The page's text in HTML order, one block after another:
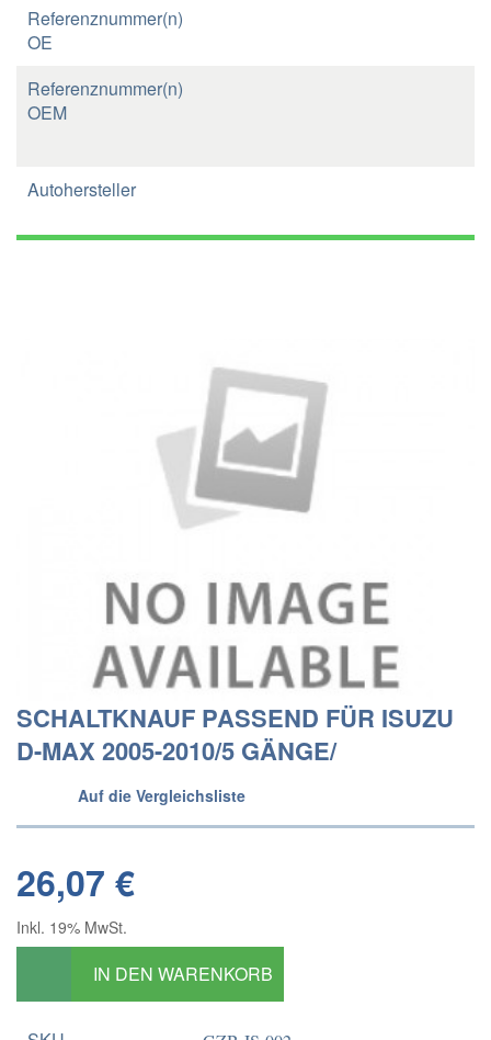
Referenznummer(n)
OE
Referenznummer(n)
OEM
Autohersteller
SCHALTKNAUF PASSEND FÜR ISUZU
D-MAX 2005-2010/5 GÄNGE/
Auf die Vergleichsliste
26,07 €
Inkl. 19% MwSt.
IN DEN WARENKORB